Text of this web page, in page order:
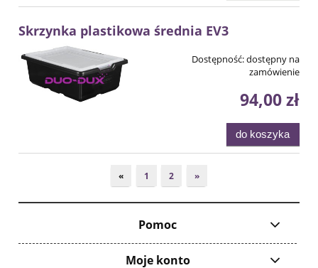
Skrzynka plastikowa średnia EV3
Dostępność:dostępny na
zamówienie
94,00 zł
do koszyka
« 1 2 »
Pomoc
Moje konto